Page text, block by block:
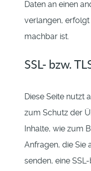
Daten an einen
verlangen, erfolgt
machbar ist.
SSL- bzw.
Diese Seite nutzt
zum Schutz der
Inhalte, wie zum
Anfragen, die Sie
senden, eine